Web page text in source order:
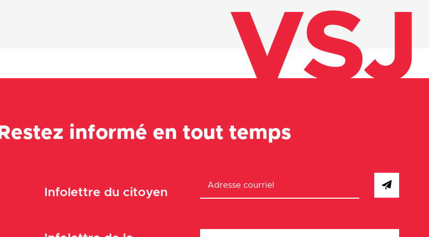
VSJ
Restez informé en tout temps
Infolettre du citoyen